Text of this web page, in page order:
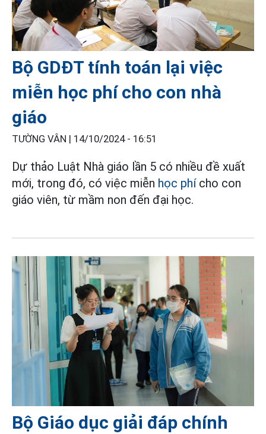
Bộ GDĐT tính toán lại việc
miễn học phí cho con nhà
giáo
TƯỜNG VÂN | 14/10/2024 - 16:51
Dự thảo Luật Nhà giáo lần 5 có nhiều đề xuất
mới, trong đó, có việc miễn học phícho con
giáo viên, từ mầm non đến đại học.
Bộ Giáo dục giải đáp chính